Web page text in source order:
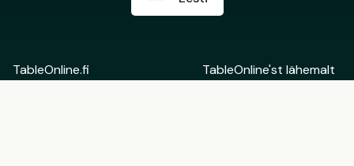
TableOnline.fi
TableOnline'st lähemalt